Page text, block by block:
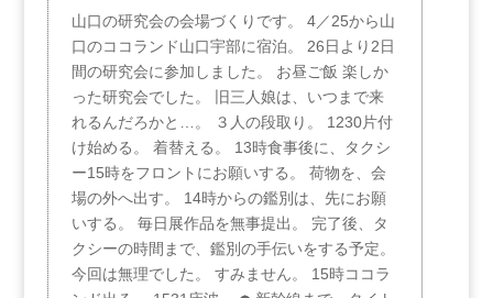
山口の研究会の会場づくりです。 4／25から山
口のココランド山口宇部に宿泊。 26日より2日
間の研究会に参加しました。 お昼ご飯 楽しか
った研究会でした。 旧三人娘は、いつまで来
れるんだろかと…。 ３人の段取り。 1230片付
け始める。 着替える。 13時食事後に、タクシ
ー15時をフロントにお願いする。 荷物を、会
場の外へ出す。 14時からの鑑別は、先にお願
いする。 毎日展作品を無事提出。 完了後、タ
クシーの時間まで、鑑別の手伝いをする予定。
今回は無理でした。 すみません。 15時ココラ